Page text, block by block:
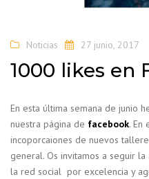
Noticias 27 junio, 2017
1000 likes en
En esta última semana de junio
nuestra página de facebook. En
incoporcaiones de nuevos
general. Os invitamos a seguir
la red social por excelencia y